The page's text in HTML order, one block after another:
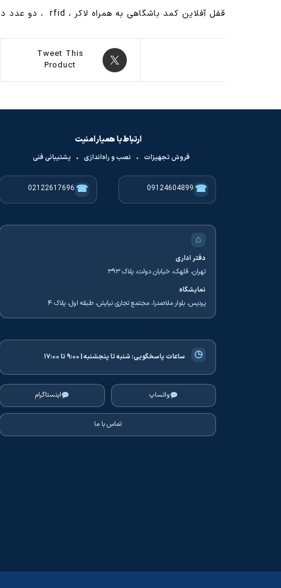
قفل آفلاین کمد باشگاهی به همراه لاکر ، rfid ، دو عدد دستبند مستر و اسلیو ، چهار عدد باتری مرغوب
Tweet This
Product
ارتباط با همیار امنیت
فروش تجهیزات • نصب و راه‌اندازی • پشتیبانی فنی
☎
09124604899
☎
02122617696
⌂
دفتر اداری
تهران، قلهک، خیابان دولت، پلاک ۳۹۳
نمایشگاه
پردیس، بلوار ملاصدرا، مجتمع تجاری نیایش، طبقه اول، پلاک ۴
◷ ساعات پاسخگویی:شنبه تا پنجشنبه | ۹:۰۰ تا ۱۷:۰۰
واتساپ اینستاگرام
تماس با ما